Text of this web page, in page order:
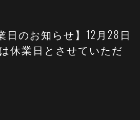
日のお知らせ】12月28日
休業日とさせていただ